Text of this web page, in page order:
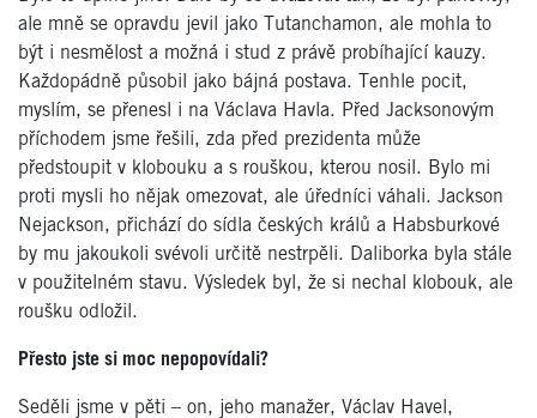
ale mně se opravdu jevil jako Tutanchamon, ale mohla to
být i nesmělost a možná i stud z právě probíhající kauzy.
Každopádně působil jako bájná postava. Tenhle pocit,
myslím, se přenesl i na Václava Havla. Před Jacksonovým
příchodem jsme řešili, zda před prezidenta může
předstoupit v klobouku a s rouškou, kterou nosil. Bylo mi
proti mysli ho nějak omezovat, ale úředníci váhali. Jackson
Nejackson, přichází do sídla českých králů a Habsburkové
by mu jakoukoli svévoli určitě nestrpěli. Daliborka byla stále
v použitelném stavu. Výsledek byl, že si nechal klobouk, ale
roušku odložil.
Přesto jste si moc nepopovídali?
Seděli jsme v pěti – on, jeho manažer, Václav Havel,